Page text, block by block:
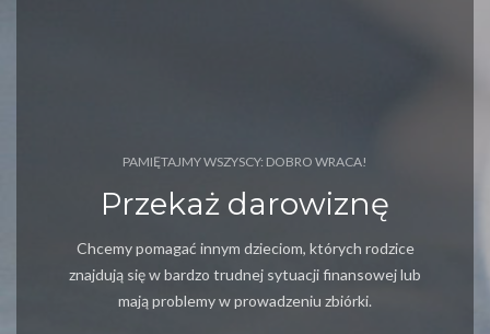
PAMIĘTAJMY WSZYSCY: DOBRO WRACA!
Przekaż darowiznę
Chcemy pomagać innym dzieciom, których rodzice
znajdują się w bardzo trudnej sytuacji finansowej lub
mają problemy w prowadzeniu zbiórki.